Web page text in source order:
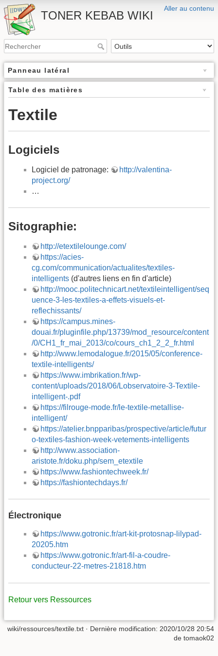
Aller au contenu
TONER KEBAB WIKI
Panneau latéral
Table des matières
Textile
Logiciels
Logiciel de patronage:
http://valentina-
project.org/
…
Sitographie:
http://etextilelounge.com/
https://acies-
cg.com/communication/actualites/textiles-
intelligents (d'autres liens en fin d'article)
http://mooc.politechnicart.net/textileintelligent/seq
uence-3-les-textiles-a-effets-visuels-et-
reflechissants/
https://campus.mines-
douai.fr/pluginfile.php/13739/mod_resource/content
/0/CH1_fr_mai_2013/co/cours_ch1_2_2_fr.html
http://www.lemodalogue.fr/2015/05/conference-
textile-intelligents/
https://www.imbrikation.fr/wp-
content/uploads/2018/06/Lobservatoire-3-Textile-
intelligent-.pdf
https://filrouge-mode.fr/le-textile-metallise-
intelligent/
https://atelier.bnpparibas/prospective/article/futur
o-textiles-fashion-week-vetements-intelligents
http://www.association-
aristote.fr/doku.php/sem_etextile
https://www.fashiontechweek.fr/
https://fashiontechdays.fr/
Électronique
https://www.gotronic.fr/art-kit-protosnap-lilypad-
20205.htm
https://www.gotronic.fr/art-fil-a-coudre-
conducteur-22-metres-21818.htm
Retour vers Ressources
wiki/ressources/textile.txt · Dernière modification: 2020/10/28 20:54
de tomaok02